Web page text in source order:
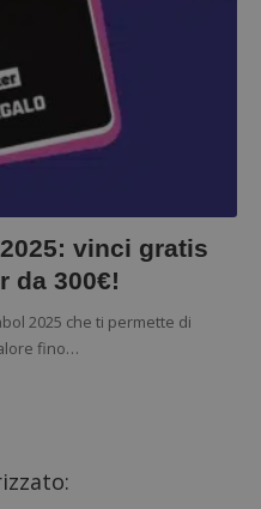
vinci gratis
da 300€!
2025 che ti permette di
fino…